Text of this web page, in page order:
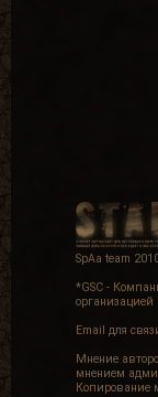
SpAa team
*GSC -
организацией
Email для
Мнение
мнением
Копирование